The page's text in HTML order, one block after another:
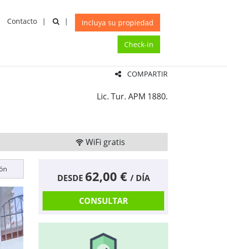
Contacto X Incluya su propiedad
Check-in
COMPARTIR
Lic. Tur. APM 1880.
WiFi gratis
DESDE 62,00 € / DÍA
CONSULTAR